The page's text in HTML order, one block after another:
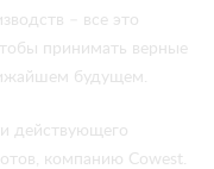
– все это
принимать верные
будущем.
действующего
компанию Cowest.